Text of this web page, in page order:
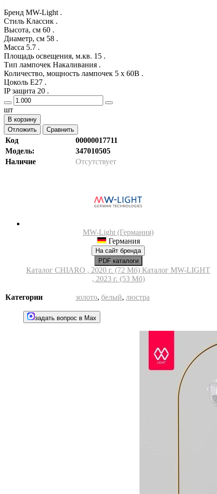
Бренд MW-Light .
Стиль Классик .
Высота, см 60 .
Диаметр, см 58 .
Масса 5.7 .
Площадь освещения, м.кв. 15 .
Тип лампочек Накаливания .
Количество, мощность лампочек 5 x 60В .
Цоколь E27 .
IP защита 20 .
шт
В корзину
Отложить
Сравнить
Код
00000017711
Модель:
347010505
Наличие
Отсутствует
MW-Light (Германия)
Германия
На сайт бренда
PDF каталоги
Каталог CHIARO , 2020 г. (72 Мб) Каталог MW-LIGHT
, 2023 г. (53 Мб)
Категории золото, белый, люстра
задать вопрос в Max